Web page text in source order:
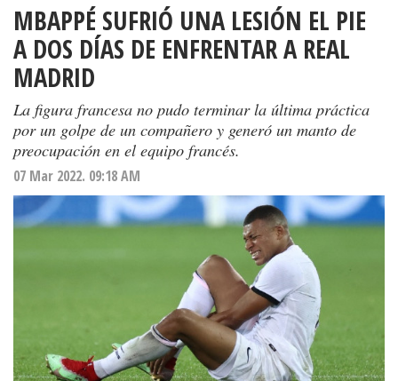
MBAPPÉ SUFRIÓ UNA LESIÓN EL PIE
A DOS DÍAS DE ENFRENTAR A REAL
MADRID
La figura francesa no pudo terminar la última práctica
por un golpe de un compañero y generó un manto de
preocupación en el equipo francés.
07 Mar 2022. 09:18 AM